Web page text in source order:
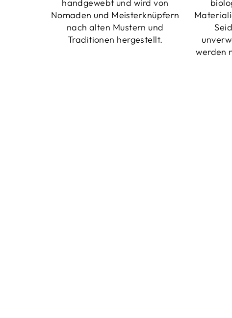
handgewebt und wird von
Nomaden und Meisterknüpfern
nach alten Mustern und
Traditionen hergestellt.
werden